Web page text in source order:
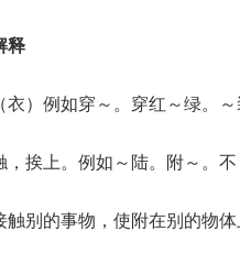
释
）例如穿～。穿红～绿。～
挨上。例如～陆。附～。不
别的事物，使附在别的物